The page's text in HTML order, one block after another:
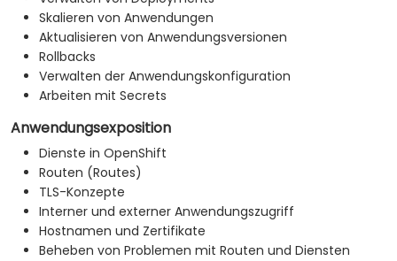
Skalieren von Anwendungen
Aktualisieren von Anwendungsversionen
Rollbacks
Verwalten der Anwendungskonfiguration
Arbeiten mit Secrets
Anwendungsexposition
Dienste in OpenShift
Routen (Routes)
TLS-Konzepte
Interner und externer Anwendungszugriff
Hostnamen und Zertifikate
Beheben von Problemen mit Routen und Diensten